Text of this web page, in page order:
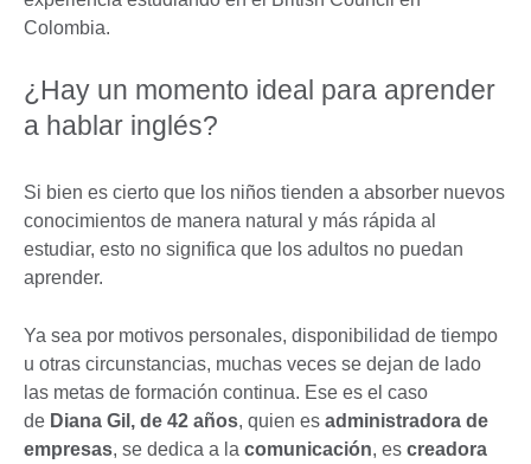
Colombia.
¿Hay un momento ideal para aprender
a hablar inglés?
Si bien es cierto que los niños tienden a absorber nuevos
conocimientos de manera natural y más rápida al
estudiar, esto no significa que los adultos no puedan
aprender.
Ya sea por motivos personales, disponibilidad de tiempo
u otras circunstancias, muchas veces se dejan de lado
las metas de formación continua. Ese es el caso
de Diana Gil, de 42 años, quien es administradora de
empresas, se dedica a la comunicación, es creadora